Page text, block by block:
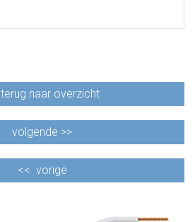
terug naar overzicht
volgende >>
<< vorige